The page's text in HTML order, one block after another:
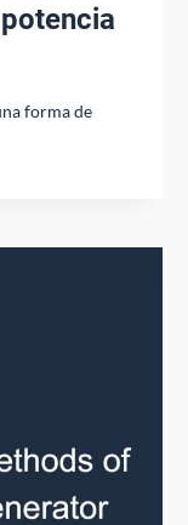
forma de